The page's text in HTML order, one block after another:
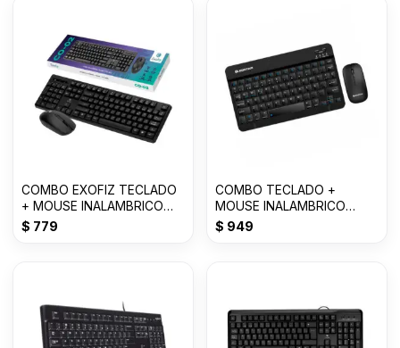
COMBO EXOFIZ TECLADO
+ MOUSE INALAMBRICO
2.4GHz. CO-02
$ 779
COMBO TECLADO +
MOUSE INALAMBRICO
LEDSTAR LI-T01
$ 949